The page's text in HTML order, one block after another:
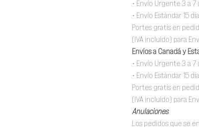
• Envío Urgente 3 a
• Envío Estándar 15
Portes gratis en
(IVA incluido) para
Envíos a Canadá y
• Envío Urgente 3 a
• Envío Estándar 15
Portes gratis en
(IVA incluido) para
Anulaciones
Los pedidos que se